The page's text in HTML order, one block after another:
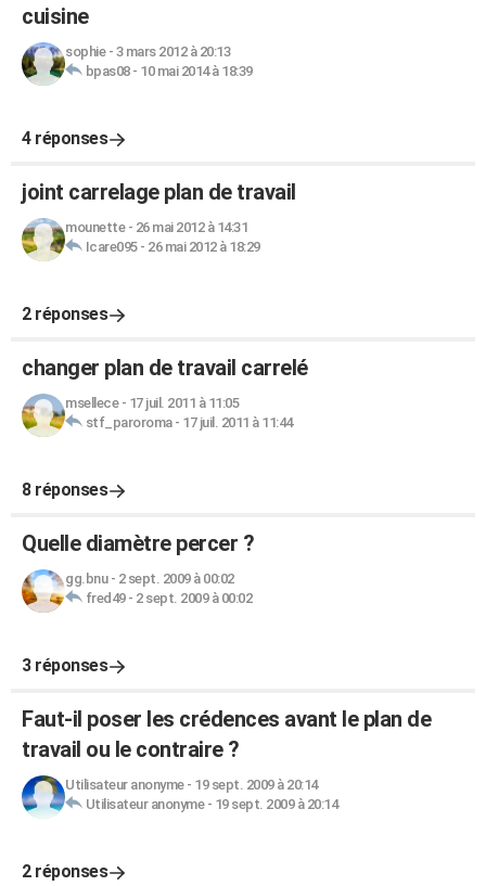
cuisine
sophie- 3 mars 2012 à 20:13
bpas08- 10 mai 2014 à 18:39
4 réponses
joint carrelage plan de travail
mounette- 26 mai 2012 à 14:31
Icare095- 26 mai 2012 à 18:29
2 réponses
changer plan de travail carrelé
msellece- 17 juil. 2011 à 11:05
stf_paroroma- 17 juil. 2011 à 11:44
8 réponses
Quelle diamètre percer ?
gg.bnu- 2 sept. 2009 à 00:02
fred49- 2 sept. 2009 à 00:02
3 réponses
Faut-il poser les crédences avant le plan de
travail ou le contraire ?
Utilisateur anonyme- 19 sept. 2009 à 20:14
Utilisateur anonyme- 19 sept. 2009 à 20:14
2 réponses